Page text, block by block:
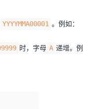
YYYYMMA00001 。例如：
时，字母 A 递增。例